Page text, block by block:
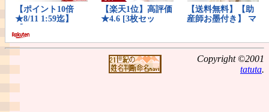
Copyright ©2001
tatuta.